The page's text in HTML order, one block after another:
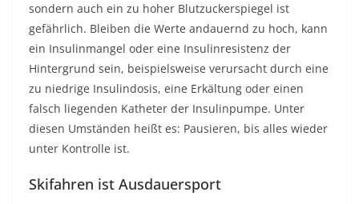
sondern auch ein zu hoher Blutzuckerspiegel ist
gefährlich. Bleiben die Werte andauernd zu hoch, kann
ein Insulinmangel oder eine Insulinresistenz der
Hintergrund sein, beispielsweise verursacht durch eine
zu niedrige Insulindosis, eine Erkältung oder einen
falsch liegenden Katheter der Insulinpumpe. Unter
diesen Umständen heißt es: Pausieren, bis alles wieder
unter Kontrolle ist.
Skifahren ist Ausdauersport